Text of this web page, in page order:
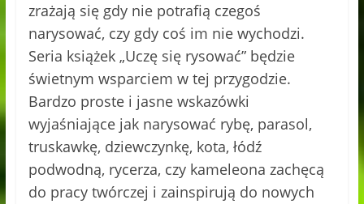
zrażają się gdy nie potrafią czegoś
narysować, czy gdy coś im nie wychodzi.
Seria książek „Uczę się rysować” będzie
świetnym wsparciem w tej przygodzie.
Bardzo proste i jasne wskazówki
wyjaśniające jak narysować rybę, parasol,
truskawkę, dziewczynkę, kota, łódź
podwodną, rycerza, czy kameleona zachęcą
do pracy twórczej i zainspirują do nowych